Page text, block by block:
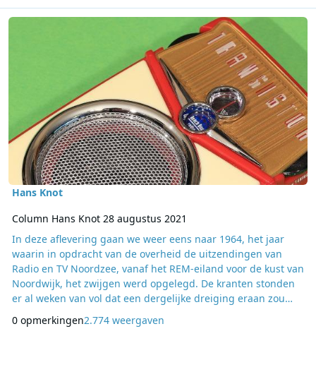
Lees meer over Column Hans Knot 28 augustus 2021
Hans Knot
Column Hans Knot 28 augustus 2021
In deze aflevering gaan we weer eens naar 1964, het jaar
waarin in opdracht van de overheid de uitzendingen van
Radio en TV Noordzee, vanaf het REM-eiland voor de kust van
Noordwijk, het zwijgen werd opgelegd. De kranten stonden
er al weken van vol dat een dergelijke dreiging eraan zou
komen wanneer de regering van plan was een onderzoek te
doen naar de mogelijkheid een wet van pas te laten komen
0 opmerkingen2.774 weergaven